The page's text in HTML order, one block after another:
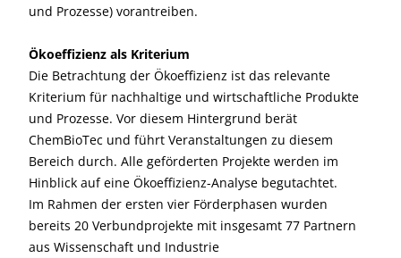
und Prozesse) vorantreiben.
Ökoeffizienz als Kriterium
Die Betrachtung der Ökoeffizienz ist das relevante
Kriterium für nachhaltige und wirtschaftliche Produkte
und Prozesse. Vor diesem Hintergrund berät
ChemBioTec und führt Veranstaltungen zu diesem
Bereich durch. Alle geförderten Projekte werden im
Hinblick auf eine Ökoeffizienz-Analyse begutachtet.
Im Rahmen der ersten vier Förderphasen wurden
bereits 20 Verbundprojekte mit insgesamt 77 Partnern
aus Wissenschaft und Industrie